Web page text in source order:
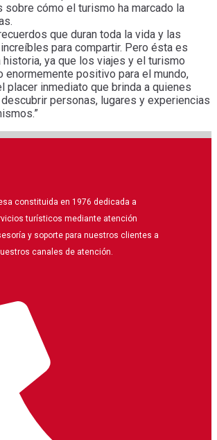
sobre cómo el turismo ha marcado la
que duran toda la vida y las
para compartir. Pero ésta es
ya que los viajes y el turismo
enormemente positivo para el mundo,
placer inmediato que brinda a quienes
personas, lugares y experiencias
constituida en 1976 dedicada a
turísticos mediante atención
y soporte para nuestros clientes a
canales de atención.